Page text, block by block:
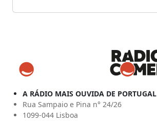
A RÁDIO MAIS OUVIDA DE PORTUGAL
Rua Sampaio e Pina n° 24/26
1099-044 Lisboa